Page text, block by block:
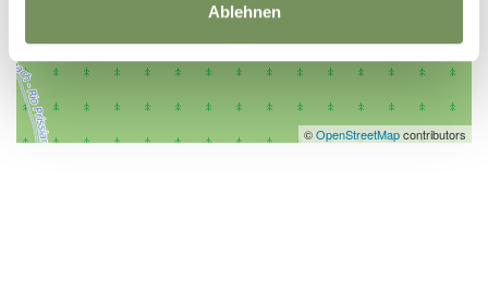
Ablehnen
©OpenStreetMapcontributors